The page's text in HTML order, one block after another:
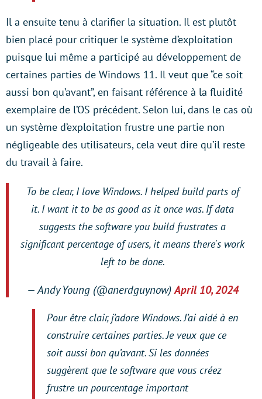
Il a ensuite tenu à clarifier la situation. Il est plutôt
bien placé pour critiquer le système d’exploitation
puisque lui même a participé au développement de
certaines parties de Windows 11. Il veut que “ce soit
aussi bon qu’avant”, en faisant référence à la fluidité
exemplaire de l’OS précédent. Selon lui, dans le cas où
un système d’exploitation frustre une partie non
négligeable des utilisateurs, cela veut dire qu’il reste
du travail à faire.
To be clear, I love Windows. I helped build parts of
it. I want it to be as good as it once was. If data
suggests the software you build frustrates a
significant percentage of users, it means there's work
left to be done.
— Andy Young (@anerdguynow) April 10, 2024
Pour être clair, j’adore Windows. J’ai aidé à en
construire certaines parties. Je veux que ce
soit aussi bon qu’avant. Si les données
suggèrent que le software que vous créez
frustre un pourcentage important